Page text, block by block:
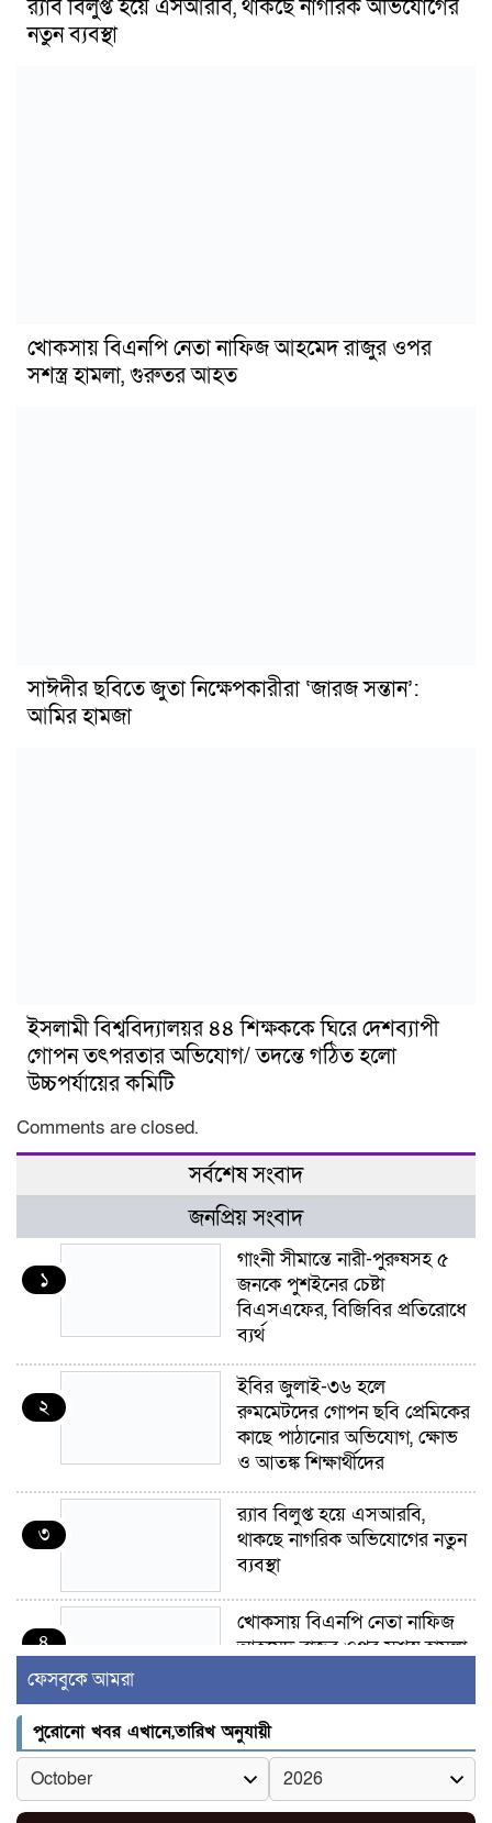
র‍্যাব বিলুপ্ত হয়ে এসআরবি, থাকছে নাগরিক অভিযোগের
নতুন ব্যবস্থা
খোকসায় বিএনপি নেতা নাফিজ আহমেদ রাজুর ওপর
সশস্ত্র হামলা, গুরুতর আহত
সাঈদীর ছবিতে জুতা নিক্ষেপকারীরা ‘জারজ সন্তান’:
আমির হামজা
ইসলামী বিশ্ববিদ্যালয়র ৪৪ শিক্ষককে ঘিরে দেশব্যাপী
গোপন তৎপরতার অভিযোগ/ তদন্তে গঠিত হলো
উচ্চপর্যায়ের কমিটি
Comments are closed.
সর্বশেষ সংবাদ
জনপ্রিয় সংবাদ
১
গাংনী সীমান্তে নারী-পুরুষসহ ৫
জনকে পুশইনের চেষ্টা
বিএসএফের, বিজিবির প্রতিরোধে
ব্যর্থ
২
ইবির জুলাই-৩৬ হলে
রুমমেটদের গোপন ছবি প্রেমিকের
কাছে পাঠানোর অভিযোগ, ক্ষোভ
ও আতঙ্ক শিক্ষার্থীদের
৩
র‍্যাব বিলুপ্ত হয়ে এসআরবি,
থাকছে নাগরিক অভিযোগের নতুন
ব্যবস্থা
৪
খোকসায় বিএনপি নেতা নাফিজ
আহমেদ রাজুর ওপর সশস্ত্র হামলা,
৫
সাঈদীর ছবিতে জুতা
নিক্ষেপকারীরা ‘জারজ সন্তান’:
আমির হামজা
ফেসবুকে আমরা
পুরোনো খবর এখানে,তারিখ অনুযায়ী